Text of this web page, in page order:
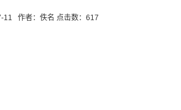
11 作者：佚名 点击数： 617